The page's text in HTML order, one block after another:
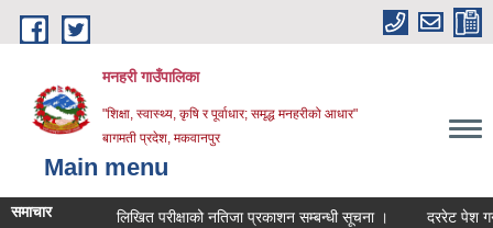
Skip to main content
मनहरी गाउँपालिका
"शिक्षा, स्वास्थ्य, कृषि र पूर्वाधार; समृद्ध मनहरीको आधार"
बागमती प्रदेश, मकवानपुर
Main menu
समाचार लिखित परीक्षाको नतिजा प्रकाशन सम्बन्धी सूचना । दररेट पेश गर्ने